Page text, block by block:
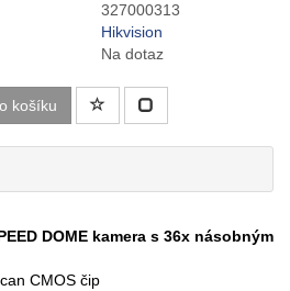
327000313
Hikvision
Na dotaz
košíku
DOME kamera s 36x násobným
CMOS čip